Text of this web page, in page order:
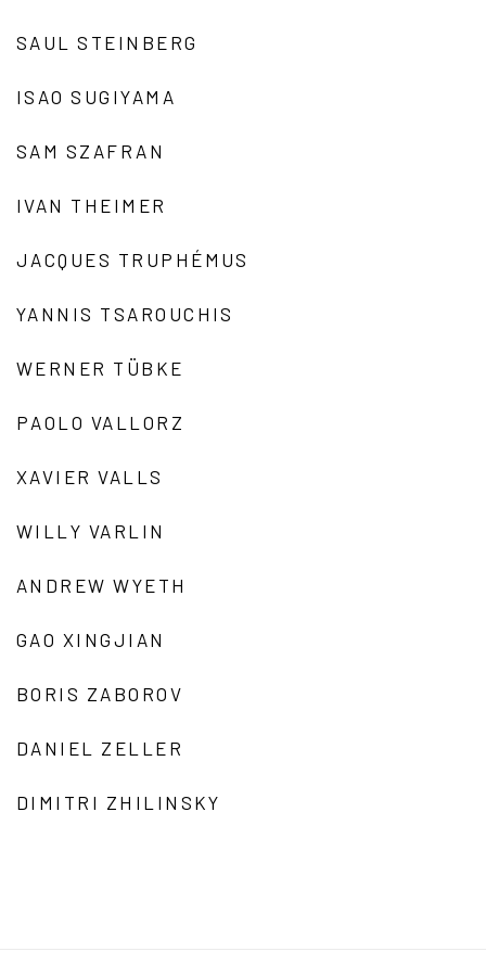
SAUL STEINBERG
ISAO SUGIYAMA
SAM SZAFRAN
IVAN THEIMER
JACQUES TRUPHÉMUS
YANNIS TSAROUCHIS
WERNER TÜBKE
PAOLO VALLORZ
XAVIER VALLS
WILLY VARLIN
ANDREW WYETH
GAO XINGJIAN
BORIS ZABOROV
DANIEL ZELLER
DIMITRI ZHILINSKY